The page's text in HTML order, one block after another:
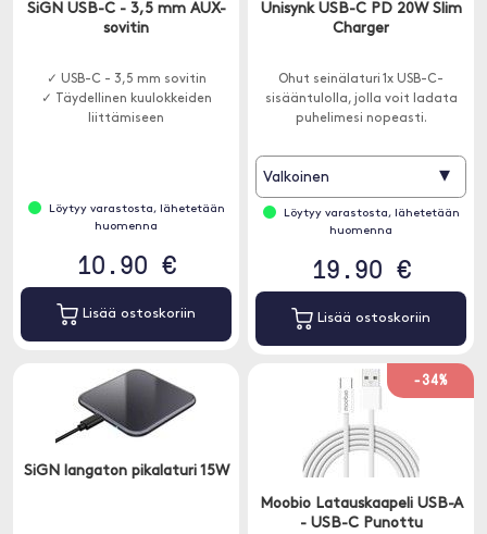
SiGN USB-C - 3,5 mm AUX-
sovitin
✓ USB-C - 3,5 mm sovitin
✓ Täydellinen kuulokkeiden
liittämiseen
Löytyy varastosta, lähetetään
huomenna
10.90 €
Lisää ostoskoriin
Unisynk USB-C PD 20W Slim
Charger
Ohut seinälaturi 1x USB-C-
sisääntulolla, jolla voit ladata
puhelimesi nopeasti.
Valkoinen ▾
Löytyy varastosta, lähetetään
huomenna
19.90 €
Lisää ostoskoriin
SiGN langaton pikalaturi 15W
-34%
Moobio Latauskaapeli USB-A
- USB-C Punottu